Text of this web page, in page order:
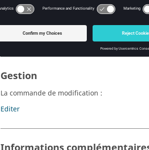
Type de domaine : à propos
Type de domaine : définition (structure)
Gestion
La commande de modification :
Editer